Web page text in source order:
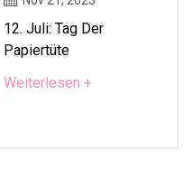
12. Juli: Tag Der
Papiertüte
Weiterlesen +